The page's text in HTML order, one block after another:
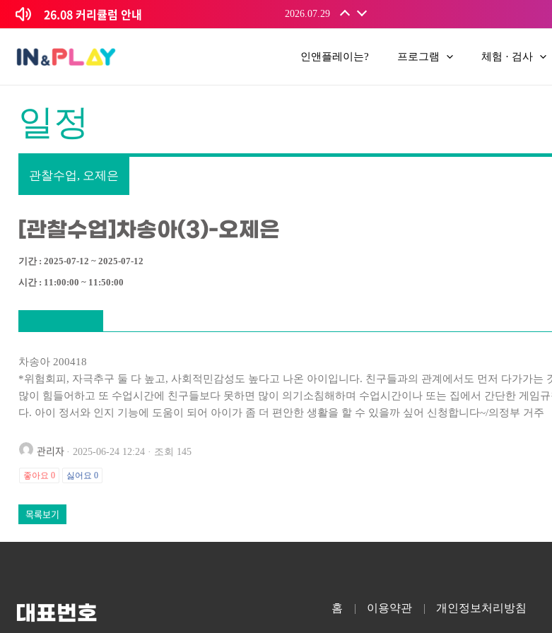
콘텐츠로
건너뛰기
26.08 커리큘럼 안내 2026.07.29
인앤플레이는? 프로그램 체험 · 검사
일정
관찰수업, 오제은
[관찰수업]차송아(3)-오제은
기간 : 2025-07-12 ~ 2025-07-12
시간 : 11:00:00 ~ 11:50:00
차송아 200418
*위험회피, 자극추구 둘 다 높고, 사회적민감성도 높다고 나온 아이입니다. 친구들과의 관계에서도 먼저 다가가
많이 힘들어하고 또 수업시간에 친구들보다 못하면 많이 의기소침해하며 수업시간이나 또는 집에서 간단한 게임
다. 아이 정서와 인지 기능에 도움이 되어 아이가 좀 더 편안한 생활을 할 수 있을까 싶어 신청합니다~/의정부 거주
관리자 · 2025-06-24 12:24 · 조회 145
좋아요 0 싫어요 0
목록보기
대표번호 홈 이용약관 개인정보처리방침